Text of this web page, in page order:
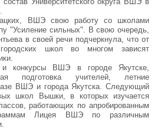
ВШЭ свою работу со школами
"Усиление сильных". В свою очередь,
в своей речи подчеркнула, что от
городских школ во многом зависят
конкурсы ВШЭ в городе Якутске,
подготовка учителей, летние
ВШЭ и города Якутска. Следующий
школ Вышки, в которых изучается
работающих по апробированным
Лицея ВШЭ по различным